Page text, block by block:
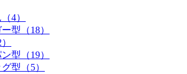
4）
型（18）
型（19）
型（5）